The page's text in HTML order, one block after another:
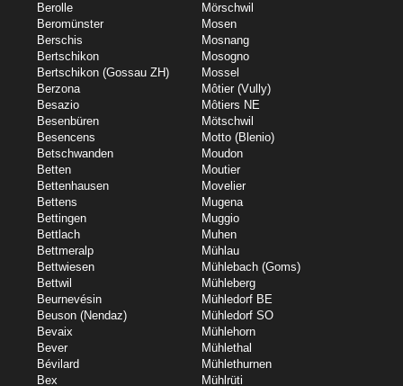
Berolle
Beromünster
Berschis
Bertschikon
Bertschikon (Gossau ZH)
Berzona
Besazio
Besenbüren
Besencens
Betschwanden
Betten
Bettenhausen
Bettens
Bettingen
Bettlach
Bettmeralp
Bettwiesen
Bettwil
Beurnevésin
Beuson (Nendaz)
Bevaix
Bever
Bévilard
Bex
Mörschwil
Mosen
Mosnang
Mosogno
Mossel
Môtier (Vully)
Môtiers NE
Mötschwil
Motto (Blenio)
Moudon
Moutier
Movelier
Mugena
Muggio
Muhen
Mühlau
Mühlebach (Goms)
Mühleberg
Mühledorf BE
Mühledorf SO
Mühlehorn
Mühlethal
Mühlethurnen
Mühlrüti